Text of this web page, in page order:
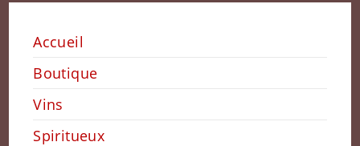
Accueil
Boutique
Vins
Spiritueux